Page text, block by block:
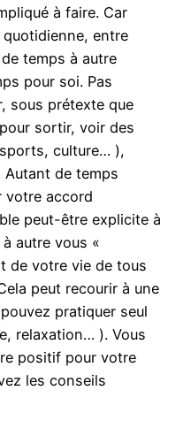
à faire. Car
entre
temps à autre
pour soi. Pas
sous prétexte que
sortir, voir des
culture… ),
de temps
votre accord
peut-être explicite à
autre vous «
de votre vie de tous
peut recourir à une
pratiquer seul
relaxation… ). Vous
positif pour votre
les conseils